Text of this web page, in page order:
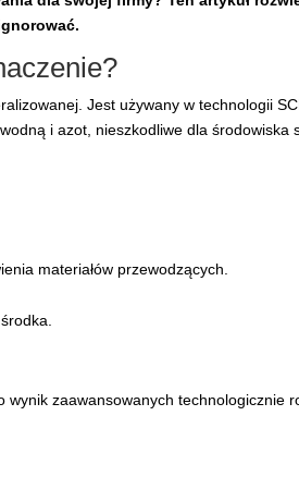
Jest używany w technologii
i azot, nieszkodliwe dla środowiska
materiałów przewodzących.
wynik zaawansowanych technologicznie